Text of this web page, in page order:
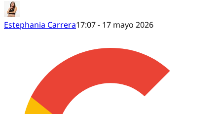
Estephania Carrera17:07 - 17 mayo 2026